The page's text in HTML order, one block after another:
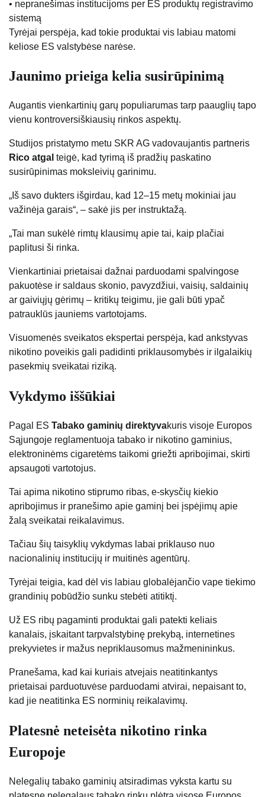
• nepranešimas institucijoms per ES produktų registravimo
sistemą
Tyrėjai perspėja, kad tokie produktai vis labiau matomi
keliose ES valstybėse narėse.
Jaunimo prieiga kelia susirūpinimą
Augantis vienkartinių garų populiarumas tarp paauglių tapo
vienu kontroversiškiausių rinkos aspektų.
Studijos pristatymo metu SKR AG vadovaujantis partneris
Rico atgal teigė, kad tyrimą iš pradžių paskatino
susirūpinimas moksleivių garinimu.
„Iš savo dukters išgirdau, kad 12–15 metų mokiniai jau
važinėja garais“, – sakė jis per instruktažą.
„Tai man sukėlė rimtų klausimų apie tai, kaip plačiai
paplitusi ši rinka.
Vienkartiniai prietaisai dažnai parduodami spalvingose ​​
pakuotėse ir saldaus skonio, pavyzdžiui, vaisių, saldainių
ar gaiviųjų gėrimų – kritikų teigimu, jie gali būti ypač
patrauklūs jauniems vartotojams.
Visuomenės sveikatos ekspertai perspėja, kad ankstyvas
nikotino poveikis gali padidinti priklausomybės ir ilgalaikių
pasekmių sveikatai riziką.
Vykdymo iššūkiai
Pagal ES Tabako gaminių direktyvakuris visoje Europos
Sąjungoje reglamentuoja tabako ir nikotino gaminius,
elektroninėms cigaretėms taikomi griežti apribojimai, skirti
apsaugoti vartotojus.
Tai apima nikotino stiprumo ribas, e-skysčių kiekio
apribojimus ir pranešimo apie gaminį bei įspėjimų apie
žalą sveikatai reikalavimus.
Tačiau šių taisyklių vykdymas labai priklauso nuo
nacionalinių institucijų ir muitinės agentūrų.
Tyrėjai teigia, kad dėl vis labiau globalėjančio vape tiekimo
grandinių pobūdžio sunku stebėti atitiktį.
Už ES ribų pagaminti produktai gali patekti keliais
kanalais, įskaitant tarpvalstybinę prekybą, internetines
prekyvietes ir mažus nepriklausomus mažmenininkus.
Pranešama, kad kai kuriais atvejais neatitinkantys
prietaisai parduotuvėse parduodami atvirai, nepaisant to,
kad jie neatitinka ES norminių reikalavimų.
Platesnė neteisėta nikotino rinka
Europoje
Nelegalių tabako gaminių atsiradimas vyksta kartu su